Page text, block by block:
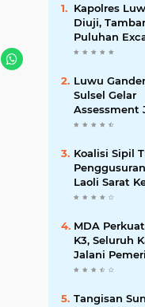
Kapolres
Diuji,
Puluhan
Masih Bebas
Luwu
Sulsel Gelar
Assessment
Perkuat
Kompetensi
Koalisi Sipil
Laoli Sarat
Desak
MDA
K3, Seluruh
Jalani
Sebelum
Tangisan